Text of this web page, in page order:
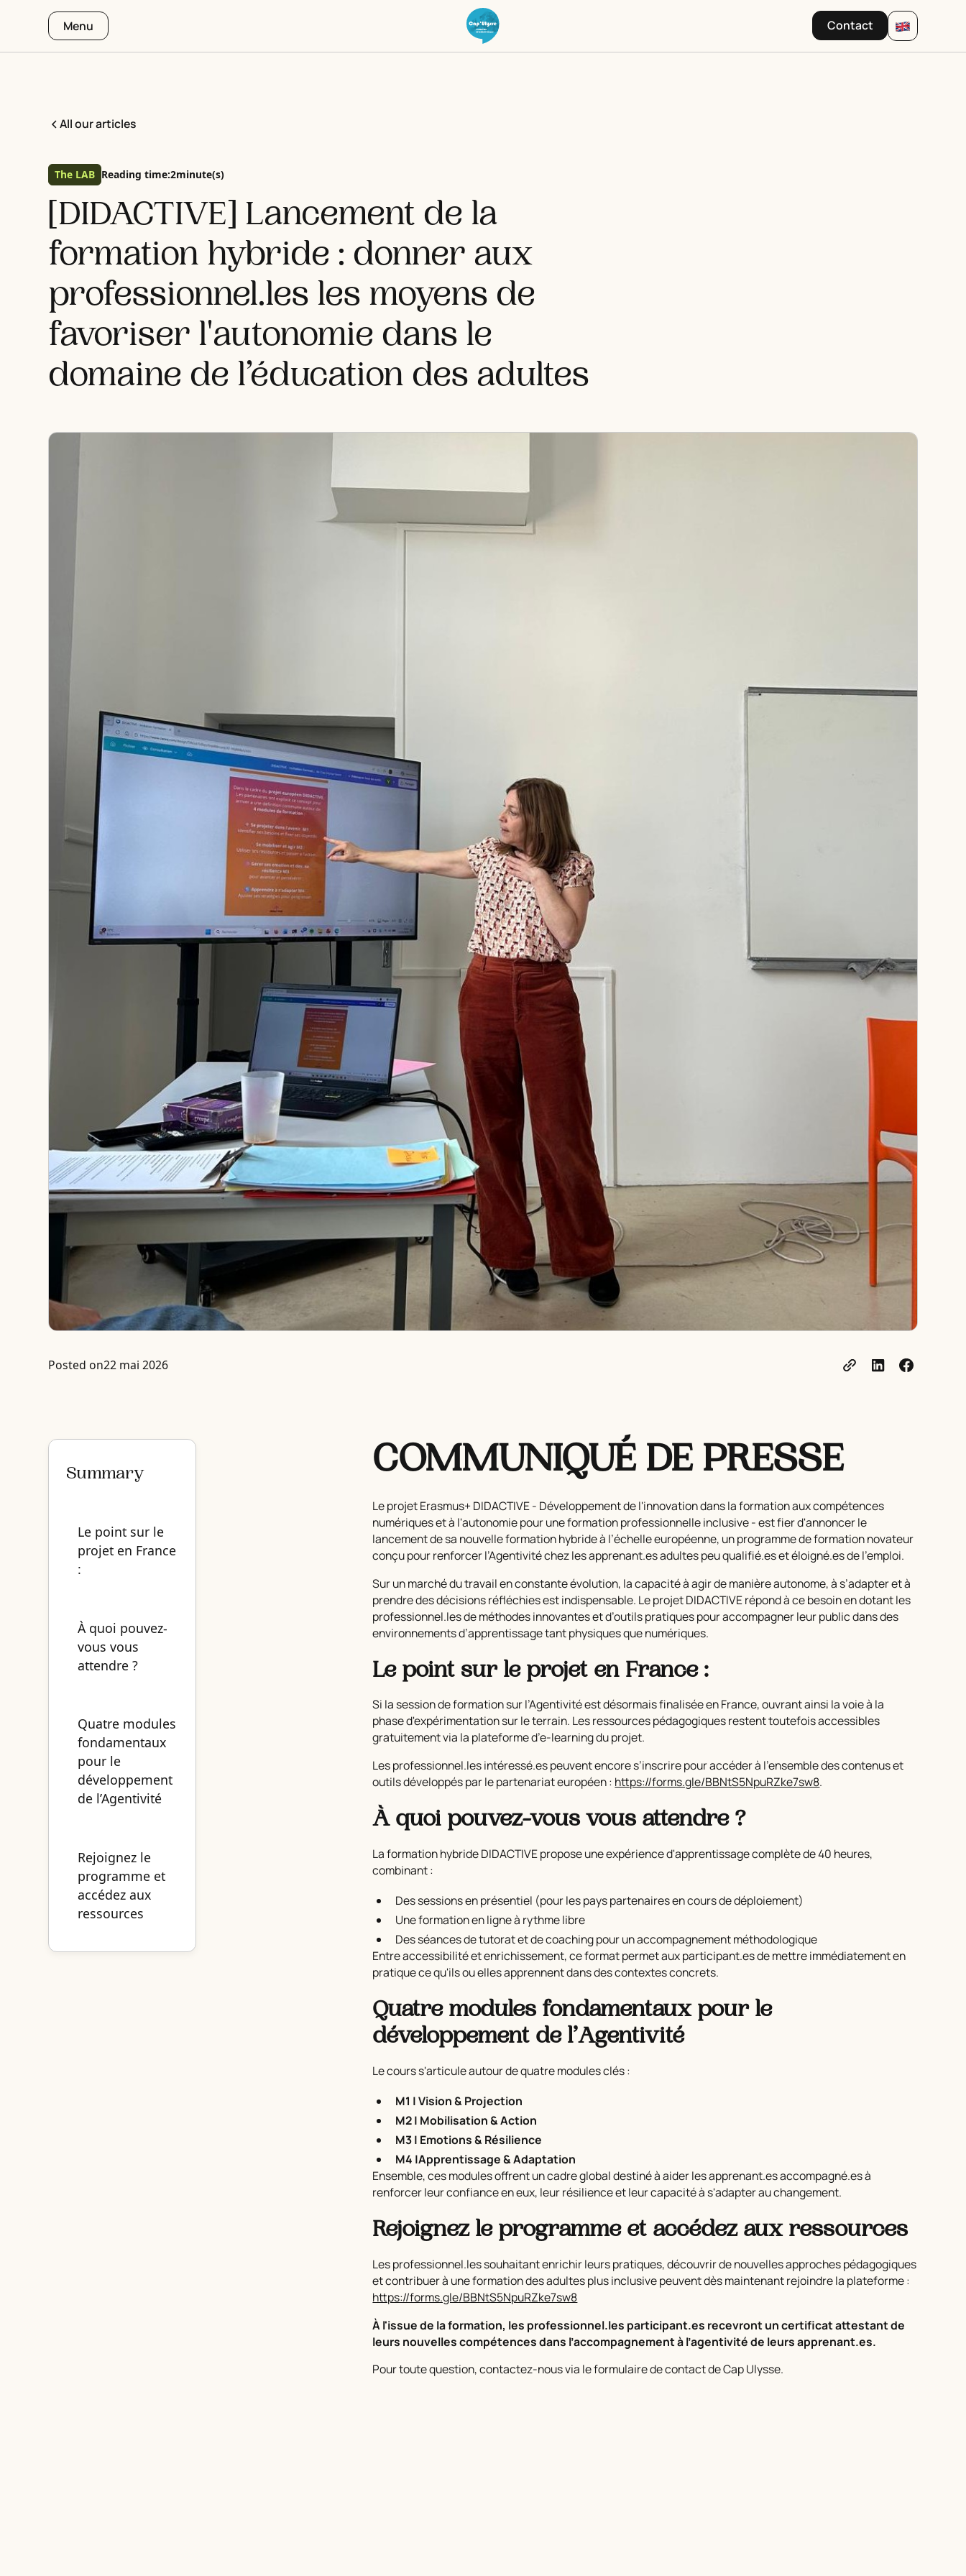
Menu Contact
All our articles
The LAB Reading time:2minute(s)
[DIDACTIVE] Lancement de la
formation hybride : donner aux
professionnel.les les moyens de
favoriser l'autonomie dans le
domaine de l’éducation des adultes
Posted on22 mai 2026
Summary
Le point sur le
projet en France
:
À quoi pouvez-
vous vous
attendre ?
Quatre modules
fondamentaux
pour le
développement
de l’Agentivité
Rejoignez le
programme et
accédez aux
ressources
COMMUNIQUÉ DE PRESSE
Le projet Erasmus+ DIDACTIVE - Développement de l'innovation dans la formation aux compétences
numériques et à l'autonomie pour une formation professionnelle inclusive- est fier d'annoncer le
lancement de sa nouvelle formation hybride à l’échelle européenne, un programme de formation novateur
conçu pour renforcer l’Agentivité chez les apprenant.es adultes peu qualifié.es et éloigné.es de l’emploi.
Sur un marché du travail en constante évolution, la capacité à agir de manière autonome, à s’adapter et à
prendre des décisions réfléchies est indispensable. Le projet DIDACTIVE répond à ce besoin en dotant les
professionnel.les de méthodes innovantes et d’outils pratiques pour accompagner leur public dans des
environnements d’apprentissage tant physiques que numériques.
Le point sur le projet en France :
Si la session de formation sur l’Agentivité est désormais finalisée en France, ouvrant ainsi la voie à la
phase d'expérimentation sur le terrain. Les ressources pédagogiques restent toutefois accessibles
gratuitement via la plateforme d’e-learning du projet.
Les professionnel.les intéressé.es peuvent encore s’inscrire pour accéder à l’ensemble des contenus et
outils développés par le partenariat européen : https://forms.gle/BBNtS5NpuRZke7sw8.
À quoi pouvez-vous vous attendre ?
La formation hybride DIDACTIVE propose une expérience d'apprentissage complète de 40 heures,
combinant :
Des sessions en présentiel (pour les pays partenaires en cours de déploiement)
Une formation en ligne à rythme libre
Des séances de tutorat et de coaching pour un accompagnement méthodologique
Entre accessibilité et enrichissement, ce format permet aux participant.es de mettre immédiatement en
pratique ce qu'ils ou elles apprennent dans des contextes concrets.
Quatre modules fondamentaux pour le
développement de l’Agentivité
Le cours s'articule autour de quatre modules clés :
M1 | Vision & Projection
M2 | Mobilisation & Action
M3 | Emotions & Résilience
M4 |Apprentissage & Adaptation
Ensemble, ces modules offrent un cadre global destiné à aider les apprenant.es accompagné.es à
renforcer leur confiance en eux, leur résilience et leur capacité à s'adapter au changement.
Rejoignez le programme et accédez aux ressources
Les professionnel.les souhaitant enrichir leurs pratiques, découvrir de nouvelles approches pédagogiques
et contribuer à une formation des adultes plus inclusive peuvent dès maintenant rejoindre la plateforme :
https://forms.gle/BBNtS5NpuRZke7sw8
À l'issue de la formation, les professionnel.les participant.es recevront un certificat attestant de
leurs nouvelles compétences dans l’accompagnement à l’agentivité de leurs apprenant.es.
Pour toute question, contactez-nous via le formulaire de contact de Cap Ulysse.